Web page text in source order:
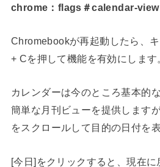
chrome：flags＃calendar-view
Chromebookが再起動したら、
+ Cを押して機能を有効にします
カレンダーは今のところ基本的
簡単な月刊ビューを提供します
をスクロールして目的の日付を
[今日]をクリックすると、現在に